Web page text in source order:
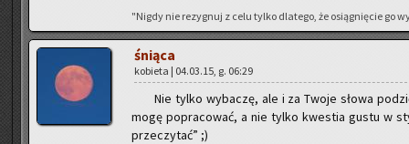
"Nigdy nie re­zy­gnuj z celu tylko dla­te­go, że osią­gnię­cie go
śnią­ca
ko­bie­ta | 04.03.15, g. 06:29
Nie tylko wy­ba­czę, ale i za Twoje słowa
mogę po­pra­co­wać, a nie tylko kwe­stia gustu w
prze­czy­tać” ;)